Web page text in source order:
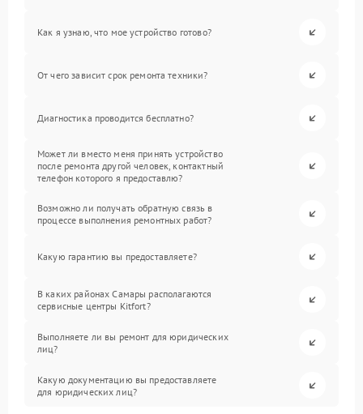
Как я узнаю, что мое устройство готово?
От чего зависит срок ремонта техники?
Диагностика проводится бесплатно?
Может ли вместо меня принять устройство
после ремонта другой человек, контактный
телефон которого я предоставлю?
Возможно ли получать обратную связь в
процессе выполнения ремонтных работ?
Какую гарантию вы предоставляете?
В каких районах Самары располагаются
сервисные центры Kitfort?
Выполняете ли вы ремонт для юридических
лиц?
Какую документацию вы предоставляете
для юридических лиц?